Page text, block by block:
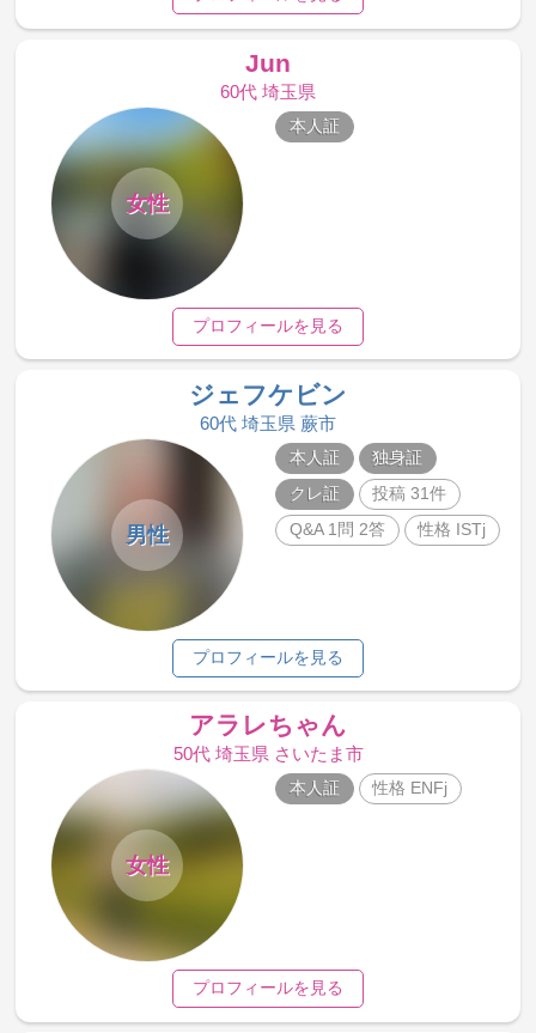
Jun
60代 埼玉県
女性
本人証
プロフィールを見る
ジェフケビン
60代 埼玉県 蕨市
男性
本人証
独身証
クレ証
投稿 31件
Q&A 1問 2答
性格 ISTj
プロフィールを見る
アラレちゃん
50代 埼玉県 さいたま市
女性
本人証 性格 ENFj
プロフィールを見る